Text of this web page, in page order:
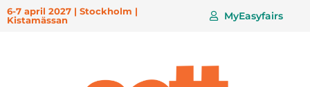
6-7 april 2027 | Stockholm |
Kistamässan
MyEasyfairs